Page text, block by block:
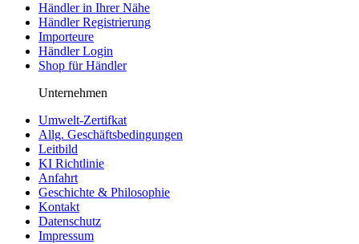
Händler in Ihrer Nähe
Händler Registrierung
Importeure
Händler Login
Shop für Händler
Unternehmen
Umwelt-Zertifkat
Allg. Geschäftsbedingungen
Leitbild
KI Richtlinie
Anfahrt
Geschichte & Philosophie
Kontakt
Datenschutz
Impressum